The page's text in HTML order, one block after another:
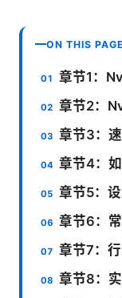
ON THIS PAGE
章节1：
章节2：
章节3：
章节4：
章节5：
章节6：
章节7：
章节8：